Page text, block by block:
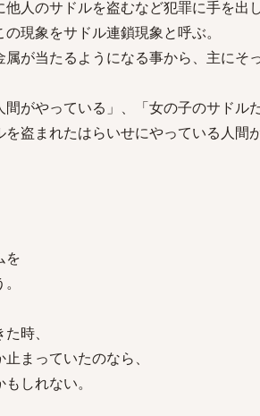
人のサドルを盗むなど犯罪に手を出
現象をサドル連鎖現象と呼ぶ。
が当たるようになる事から、主にそ
がやっている」、「女の子のサドル
盗まれたはらいせにやっている人間
を
時、
まっていたのなら、
しれない。